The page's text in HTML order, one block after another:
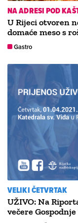
NA ADRESI POD
U Rijeci otvoren
domaće meso s
Gastro
VELIKI ČETVRTAK
UŽIVO: Na
večere